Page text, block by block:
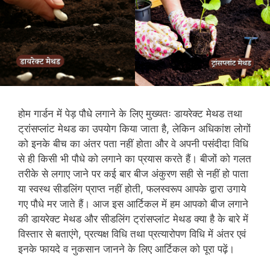
होम गार्डन में पेड़ पौधे लगाने के लिए मुख्यतः डायरेक्ट मेथड तथा
ट्रांसप्लांट मेथड का उपयोग किया जाता है, लेकिन अधिकांश लोगों
को इनके बीच का अंतर पता नहीं होता और वे अपनी पसंदीदा विधि
से ही किसी भी पौधे को लगाने का प्रयास करते हैं। बीजों को गलत
तरीके से लगाए जाने पर कई बार बीज अंकुरण सही से नहीं हो पाता
या स्वस्थ सीडलिंग प्राप्त नहीं होती, फलस्वरूप आपके द्वारा उगाये
गए पौधे मर जाते हैं। आज इस आर्टिकल में हम आपको बीज लगाने
की डायरेक्ट मेथड और सीडलिंग ट्रांसप्लांट मेथड क्या है के बारे में
विस्तार से बताएंगे, प्रत्यक्ष विधि तथा प्रत्यारोपण विधि में अंतर एवं
इनके फायदे व नुकसान जानने के लिए आर्टिकल को पूरा पढ़ें।